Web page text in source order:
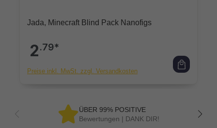
Jada, Minecraft Blind Pack Nanofigs
2.79*
Preise inkl. MwSt. zzgl. Versandkosten
ÜBER 99% POSITIVE
Bewertungen | DANK DIR!